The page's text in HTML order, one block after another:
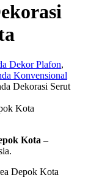
Dekor Plafon,
Konvensional
Dekorasi Serut
Kota –